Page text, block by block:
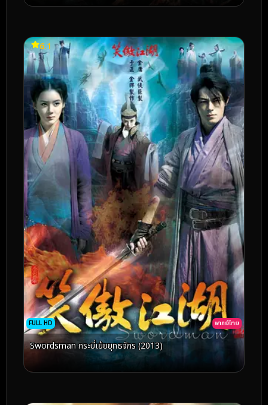
FULL HD พากย์ไทย
6.1
Swordsman กระบี่เย้ยยุทธจักร (2013)